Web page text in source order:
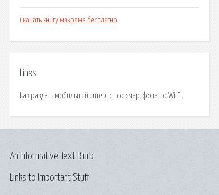
Скачать книгу макраме бесплатно
Links
Как раздать мобильный интернет со смартфона по Wi-Fi.
Links to Important Stuff
An Informative Text Blurb